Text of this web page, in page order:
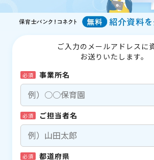
ご入力のメールアドレスに
お送りいたします。
必須 事業所名
必須 ご担当者名
必須 都道府県